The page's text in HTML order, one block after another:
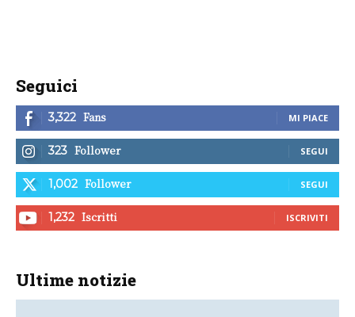
Seguici
3,322 Fans MI PIACE
323 Follower SEGUI
1,002 Follower SEGUI
1,232 Iscritti ISCRIVITI
Ultime notizie